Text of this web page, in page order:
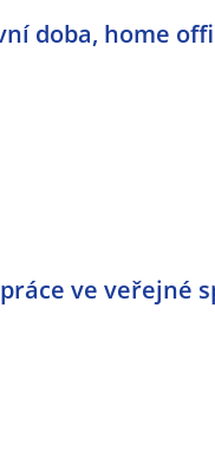
doba, home
ve veřejné